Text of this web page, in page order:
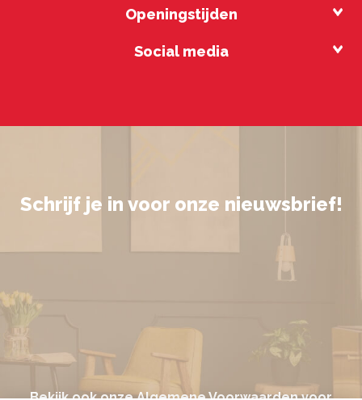
Openingstijden
Social media
Schrijf je in voor onze nieuwsbrief!